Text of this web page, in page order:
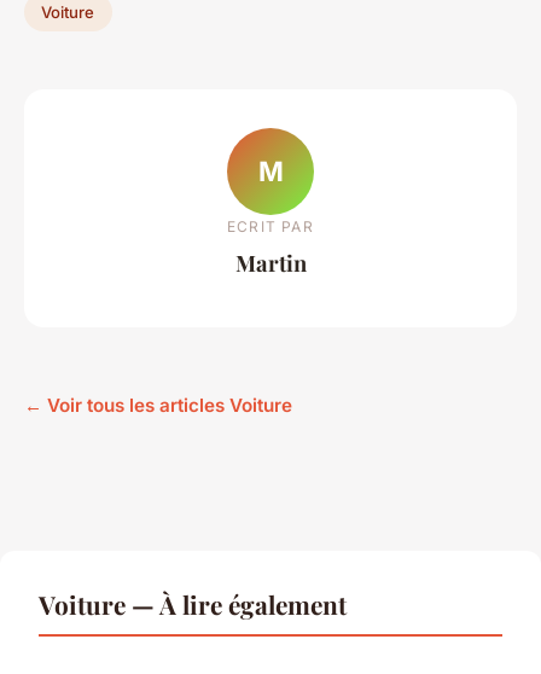
Voiture
M
ECRIT PAR
Martin
← Voir tous les articles Voiture
Voiture — À lire également